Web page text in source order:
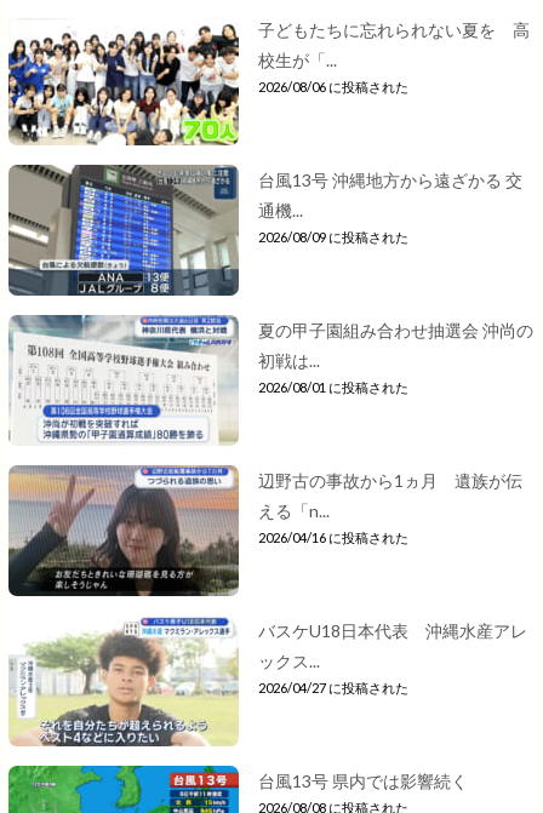
子どもたちに忘れられない夏を 高
校生が「...
2026/08/06 に投稿された
台風13号 沖縄地方から遠ざかる 交
通機...
2026/08/09 に投稿された
夏の甲子園組み合わせ抽選会 沖尚の
初戦は...
2026/08/01 に投稿された
辺野古の事故から1ヵ月 遺族が伝
える「n...
2026/04/16 に投稿された
バスケU18日本代表 沖縄水産アレ
ックス...
2026/04/27 に投稿された
台風13号 県内では影響続く
2026/08/08 に投稿された